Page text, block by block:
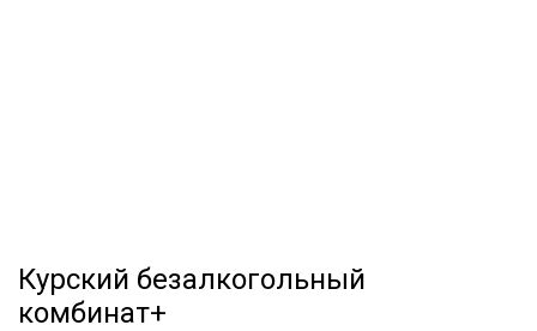
Курский безалкогольный
комбинат+